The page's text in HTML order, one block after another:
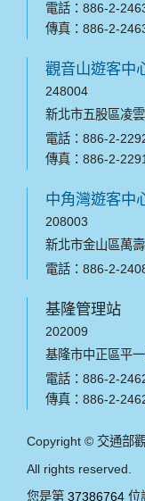
電話：886-2-
傳真：886-2-
觀音山遊客中
248004
新北市五股區凌
電話：886-2-
傳真：886-2-
中角灣遊客中
208003
新北市金山區萬
電話：886-2-
基隆管理站
202009
基隆市中正區平
電話：886-2-
傳真：886-2-
Copyright © 交通部
All rights reserved.
您是第 37386764 位